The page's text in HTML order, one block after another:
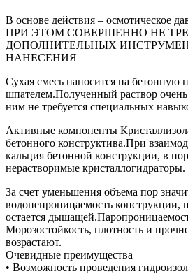
В основе действия – осмотическое
ПРИ ЭТОМ СОВЕРШЕННО НЕ
ДОПОЛНИТЕЛЬНЫХ
НАНЕСЕНИЯ
Сухая смесь наносится на бетонную
шпателем.Полученный раствор
ним не требуется специальных
Активные компоненты
бетонного конструктива.При
кальция бетонной конструкции, в
нерастворимые кристаллогидраторы.
За счет уменьшения объема пор
водонепроницаемость конструкции,
остается
Морозостойкость, плотность и
возрастают.
Очевидные преимущества
• Возможность проведения